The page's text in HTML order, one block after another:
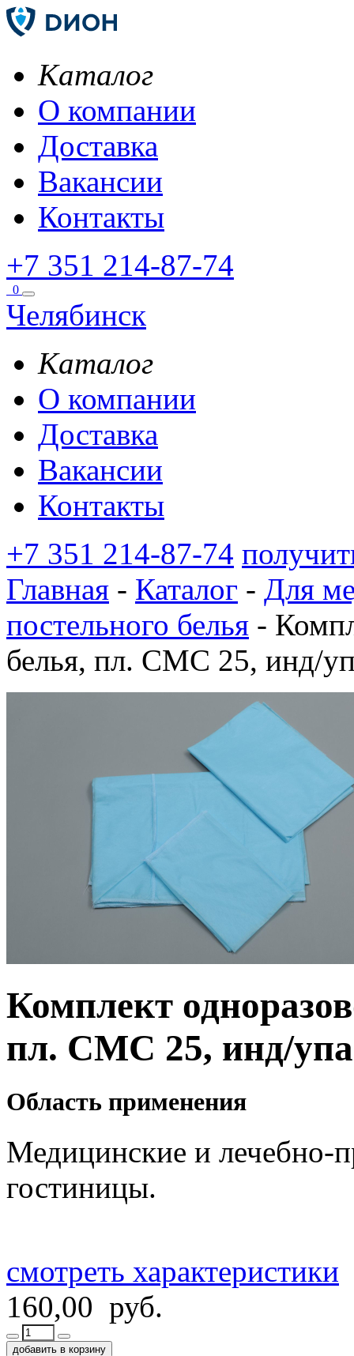
Каталог
О компании
Доставка
Вакансии
Контакты
+7 351 214-87-74
0
Челябинск
Каталог
О компании
Доставка
Вакансии
Контакты
+7 351 214-87-74
Главная - Каталог - Для
постельного белья -
белья, пл. СМС 25, инд/
Комплект
пл. СМС 25, инд/
Область применения
Медицинские и лечебно-
гостиницы.
смотреть характеристики
160,00 руб.
добавить в корзину